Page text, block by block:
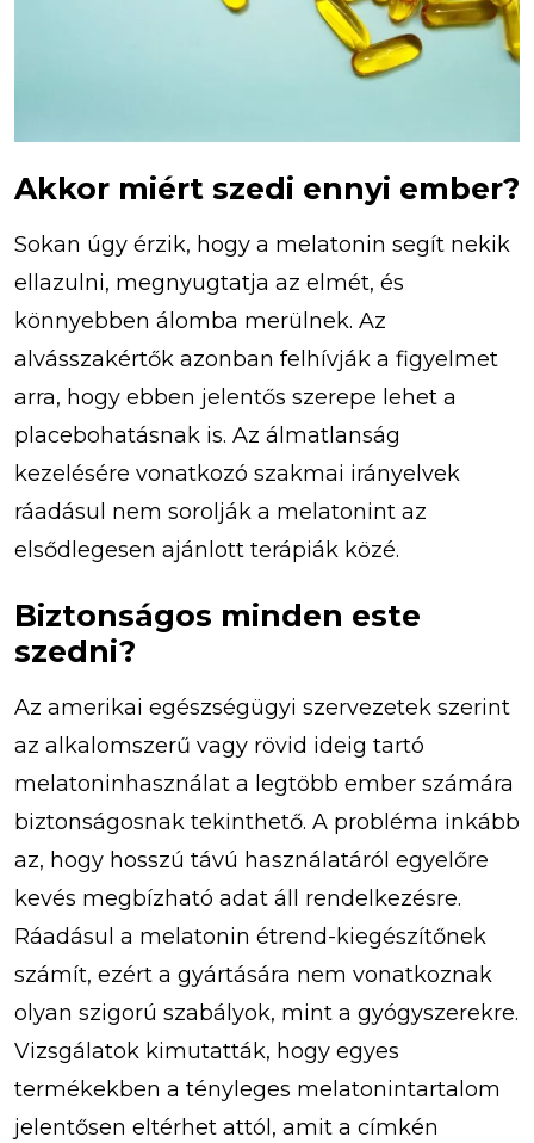
Akkor miért szedi ennyi ember?
Sokan úgy érzik, hogy a melatonin segít nekik
ellazulni, megnyugtatja az elmét, és
könnyebben álomba merülnek. Az
alvásszakértők azonban felhívják a figyelmet
arra, hogy ebben jelentős szerepe lehet a
placebohatásnak is. Az álmatlanság
kezelésére vonatkozó szakmai irányelvek
ráadásul nem sorolják a melatonint az
elsődlegesen ajánlott terápiák közé.
Biztonságos minden este
szedni?
Az amerikai egészségügyi szervezetek szerint
az alkalomszerű vagy rövid ideig tartó
melatoninhasználat a legtöbb ember számára
biztonságosnak tekinthető. A probléma inkább
az, hogy hosszú távú használatáról egyelőre
kevés megbízható adat áll rendelkezésre.
Ráadásul a melatonin étrend-kiegészítőnek
számít, ezért a gyártására nem vonatkoznak
olyan szigorú szabályok, mint a gyógyszerekre.
Vizsgálatok kimutatták, hogy egyes
termékekben a tényleges melatonintartalom
jelentősen eltérhet attól, amit a címkén